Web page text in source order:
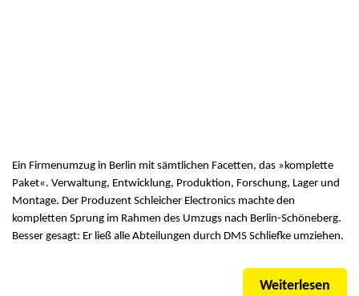
Ein Firmenumzug in Berlin mit sämtlichen Facetten, das »komplette
Paket«. Verwaltung, Entwicklung, Produktion, Forschung, Lager und
Montage. Der Produzent Schleicher Electronics machte den
kompletten Sprung im Rahmen des Umzugs nach Berlin-Schöneberg.
Besser gesagt: Er ließ alle Abteilungen durch DMS Schliefke umziehen.
Weiterlesen